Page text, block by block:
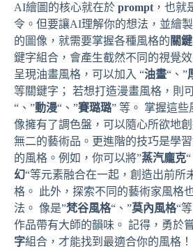
AI繪圖的核心就在於 prompt ，也就
令。但要讓AI理解你的想法，並繪
的圖像，就需要掌握各種風格的 關
鍵字組合，會產生截然不同的視覺
呈現油畫風格，可以加入 “油畫“、”
等關鍵字； 若想打造漫畫風格，則
“、”動漫“、”賽璐璐” 等。 掌握這些
像擁有了調色盤，可以隨心所欲地
無二的藝術品。更進階的技巧是學
的風格。例如，你可以將”蒸汽龐克
幻“等元素融合在一起，創造出前所
格。 此外，探索不同的藝術家風格
法。 像是”梵谷風格“、”莫內風格“
作品帶有大師的韻味。 記得，勇於
字組合，才能找到最適合你的風格